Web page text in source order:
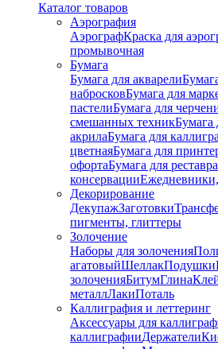
Каталог товаров
Аэрография
АэрографКраска для
промывочная
Бумага
Бумага для акварели
набросковБумага для
пастелиБумага для
смешанных техникБумага
акрилаБумага для
цветнаяБумага для
офортаБумага для
консервации
Декорирование
ДекупажЗаготовки
пигменты, глиттеры
Золочение
Наборы для золочения
агатовыйШеллакПодушки
золоченияБитумГлина
металлЛакиПоталь
Каллиграфия и леттеринг
Аксессуары для
каллиграфииДержатели